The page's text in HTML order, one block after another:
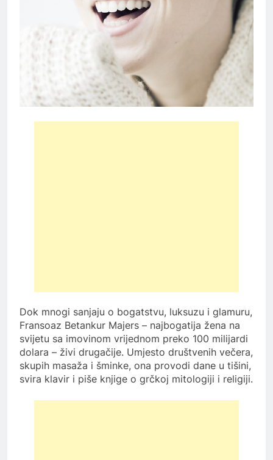
Dok mnogi sanjaju o bogatstvu, luksuzu i glamuru,
Fransoaz Betankur Majers – najbogatija žena na
svijetu sa imovinom vrijednom preko 100 milijardi
dolara – živi drugačije. Umjesto društvenih večera,
skupih masaža i šminke, ona provodi dane u tišini,
svira klavir i piše knjige o grčkoj mitologiji i religiji.